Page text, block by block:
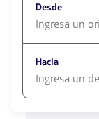
Desde
opciones
disponibles.
Usa
las
Hacia